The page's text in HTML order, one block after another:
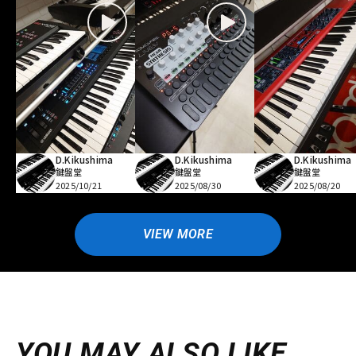
D.Kikushima
鍵盤堂
2025/10/21
D.Kikushima
鍵盤堂
2025/08/30
D.Kikushima
鍵盤堂
2025/08/20
VIEW MORE